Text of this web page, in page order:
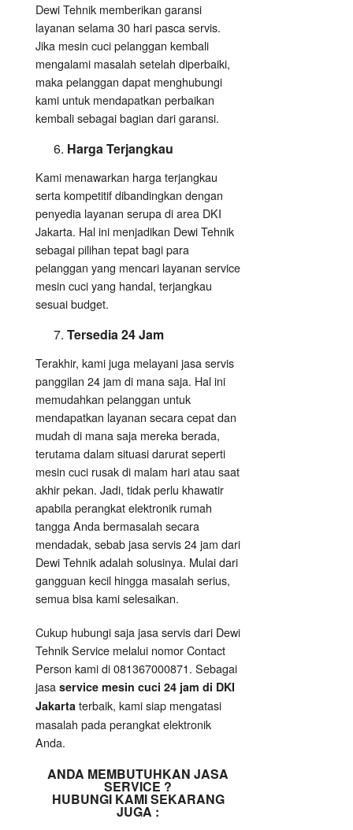
Dewi Tehnik memberikan garansi
layanan selama 30 hari pasca servis.
Jika mesin cuci pelanggan kembali
mengalami masalah setelah diperbaiki,
maka pelanggan dapat menghubungi
kami untuk mendapatkan perbaikan
kembali sebagai bagian dari garansi.
Harga Terjangkau
Kami menawarkan harga terjangkau
serta kompetitif dibandingkan dengan
penyedia layanan serupa di area DKI
Jakarta. Hal ini menjadikan Dewi Tehnik
sebagai pilihan tepat bagi para
pelanggan yang mencari layanan service
mesin cuci yang handal, terjangkau
sesuai budget.
Tersedia 24 Jam
Terakhir, kami juga melayani jasa servis
panggilan 24 jam di mana saja. Hal ini
memudahkan pelanggan untuk
mendapatkan layanan secara cepat dan
mudah di mana saja mereka berada,
terutama dalam situasi darurat seperti
mesin cuci rusak di malam hari atau saat
akhir pekan. Jadi, tidak perlu khawatir
apabila perangkat elektronik rumah
tangga Anda bermasalah secara
mendadak, sebab jasa servis 24 jam dari
Dewi Tehnik adalah solusinya. Mulai dari
gangguan kecil hingga masalah serius,
semua bisa kami selesaikan.
Cukup hubungi saja jasa servis dari Dewi
Tehnik Service melalui nomor Contact
Person kami di 081367000871. Sebagai
jasa service mesin cuci 24 jam di DKI
Jakarta terbaik, kami siap mengatasi
masalah pada perangkat elektronik
Anda.
ANDA MEMBUTUHKAN JASA
SERVICE ?
HUBUNGI KAMI SEKARANG
JUGA :